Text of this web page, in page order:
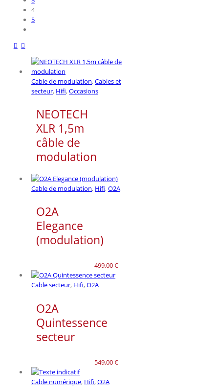
4
5
Cable de modulation,Cables et
secteur, Hifi,Occasions
NEOTECH
XLR 1,5m
câble de
modulation
Cable de modulation, Hifi,O2A
O2A
Elegance
(modulation)
499,00€
Cable secteur, Hifi,O2A
O2A
Quintessence
secteur
549,00€
Cable numérique, Hifi,O2A